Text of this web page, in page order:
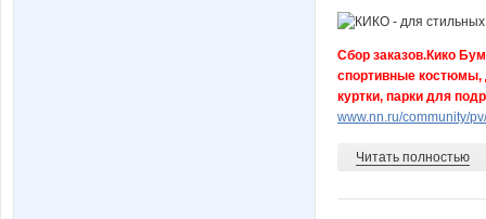
Сбор заказов.Кико
спортивные костюмы,
куртки, парки для
www.nn.ru/community/
Читать полностью